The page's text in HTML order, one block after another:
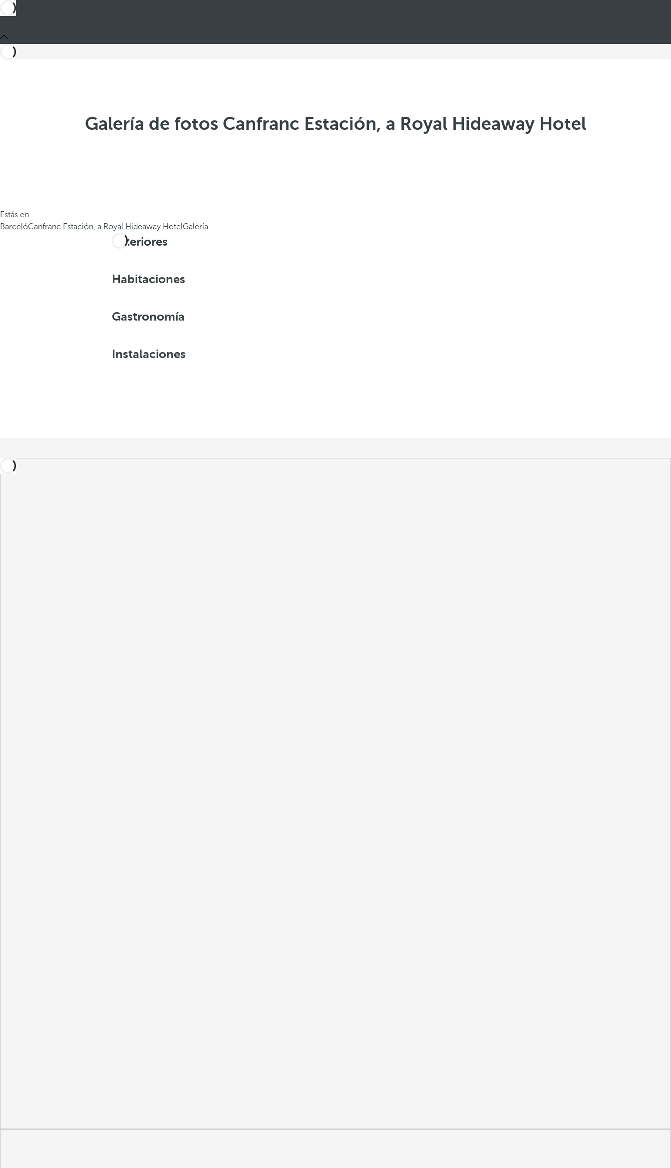
Galería de fotos Canfranc Estación, a Royal Hideaway Hotel
Estás en
BarcelóCanfranc Estación, a Royal Hideaway HotelGalería
Exteriores
Habitaciones
Gastronomía
Instalaciones